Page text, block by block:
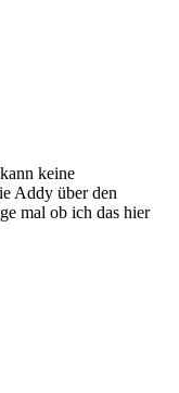
keine
Addy über den
mal ob ich das hier